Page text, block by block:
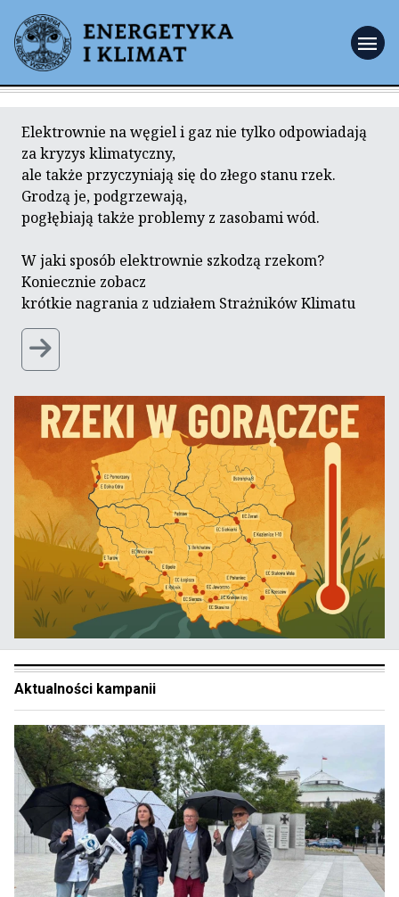
menu
Elektrownie na węgiel i gaz nie tylko odpowiadają
za kryzys klimatyczny,
ale także przyczyniają się do złego stanu rzek.
Grodzą je, podgrzewają,
pogłębiają także problemy z zasobami wód.
W jaki sposób elektrownie szkodzą rzekom?
Koniecznie zobacz
krótkie nagrania z udziałem Strażników Klimatu
Aktualności kampanii